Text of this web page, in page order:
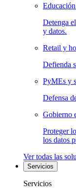
Detenga
y datos.
Retail y
Defienda
PyMEs y
Defensa
Gobierno
Proteger
los datos
Ver todas las
Servicios
Servicios